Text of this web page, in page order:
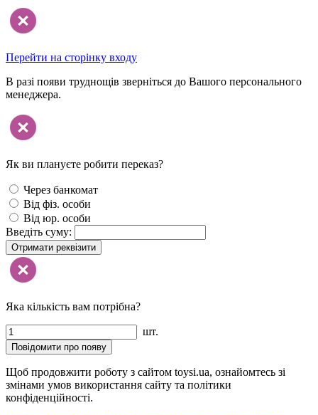
Перейти на сторінку входу
В разі появи труднощів зверніться до Вашого персонального
менеджера.
Як ви плануєте робити переказ?
Через банкомат
Від фіз. особи
Від юр. особи
Введіть суму:
Отримати реквізити
Яка кількість вам потрібна?
шт.
Повідомити про появу
Щоб продовжити роботу з сайтом toysi.ua, ознайомтесь зі
змінами умов використання сайту та політики
конфіденційності.